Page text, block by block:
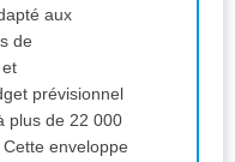
aux
de
prévisionnel
plus de 22 000
enveloppe